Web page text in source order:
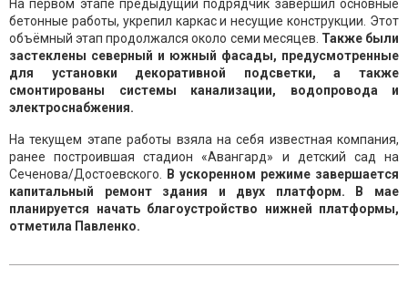
На первом этапе предыдущий подрядчик завершил основные
бетонные работы, укрепил каркас и несущие конструкции. Этот
объёмный этап продолжался около семи месяцев. Также были
застеклены северный и южный фасады, предусмотренные
для установки декоративной подсветки, а также
смонтированы системы канализации, водопровода и
электроснабжения.
На текущем этапе работы взяла на себя известная компания,
ранее построившая стадион «Авангард» и детский сад на
Сеченова/Достоевского.
В ускоренном режиме завершается
капитальный ремонт здания и двух платформ. В мае
планируется начать благоустройство нижней платформы,
отметила Павленко.